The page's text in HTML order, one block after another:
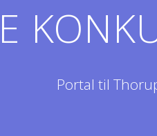
Portal til